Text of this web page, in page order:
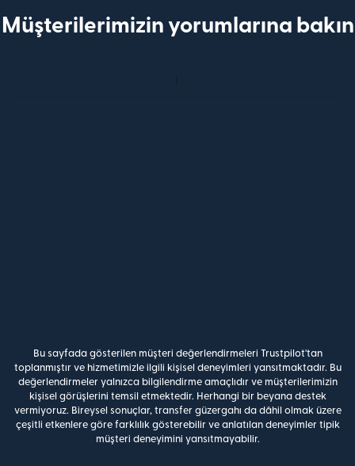
Müşterilerimizin yorumlarına bakın
Bu sayfada gösterilen müşteri değerlendirmeleri Trustpilot'tan
toplanmıştır ve hizmetimizle ilgili kişisel deneyimleri yansıtmaktadır. Bu
değerlendirmeler yalnızca bilgilendirme amaçlıdır ve müşterilerimizin
kişisel görüşlerini temsil etmektedir. Herhangi bir beyana destek
vermiyoruz. Bireysel sonuçlar, transfer güzergahı da dâhil olmak üzere
çeşitli etkenlere göre farklılık gösterebilir ve anlatılan deneyimler tipik
müşteri deneyimini yansıtmayabilir.